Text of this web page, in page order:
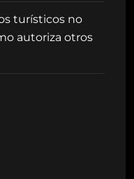
turísticos no
autoriza otros